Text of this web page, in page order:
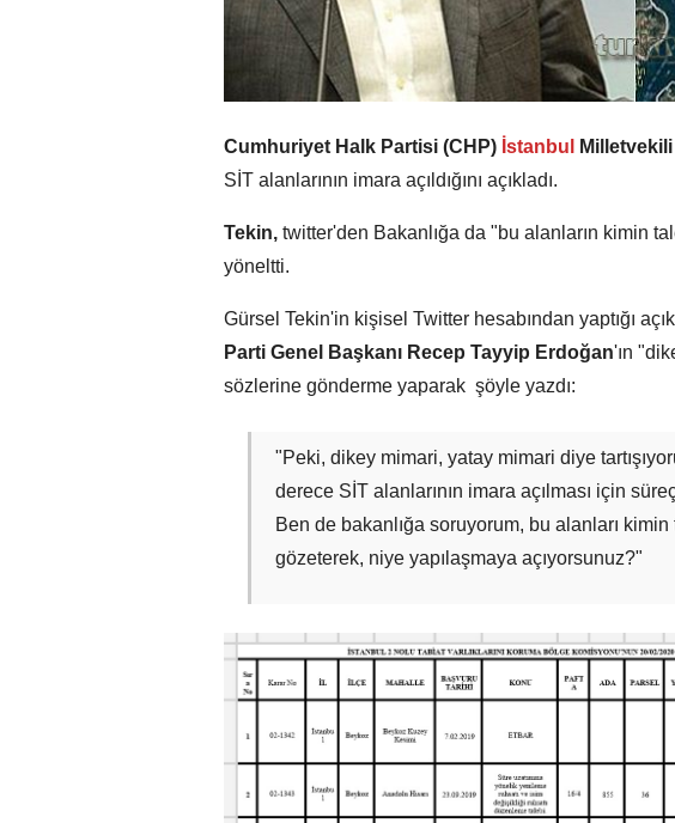
Cumhuriyet Halk Partisi (CHP) İstanbul
SİT alanlarının imara açıldığını açıkladı.
Tekin, twitter'den Bakanlığa da "bu alanların kimin
yöneltti.
Gürsel Tekin'in kişisel Twitter hesabından yaptığı
Parti Genel Başkanı Recep Tayyip Erdoğan'ın
sözlerine gönderme yaparak şöyle yazdı:
"Peki, dikey mimari, yatay mimari diye
derece SİT alanlarının imara açılması için
Ben de bakanlığa soruyorum, bu alanları
gözeterek, niye yapılaşmaya açıyorsunuz?"